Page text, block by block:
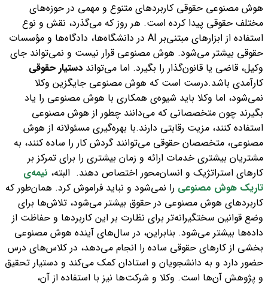
هوش مصنوعی حقوقی کاربردهای متنوع و مهمی در حوزه‌های
مختلف حقوقی پیدا کرده است. هر روز که می‌گذرد، نقش و نوع
استفاده از ابزارهای مبتنی‌بر AI در دانشگاه‌ها، دادگاه‌ها و مؤسسات
حقوقی بیشتر می‌شود. هوش مصنوعی قرار نیست و نمی‌تواند جای
وکیل، قاضی یا قانون‌گذار را بگیرد. اما می‌تواند دستیار حقوقی
کارآمدی باشد.درست است که هوش مصنوعی جایگزین وکلا
نمی‌شود، اما وکلا باید شیوه‌ی همکاری با هوش مصنوعی را یاد
بگیرند چون متخصصانی که می‌دانند چطور از هوش مصنوعی
استفاده کنند، مزیت رقابتی دارند.با بهره‌گیری مسئولانه از هوش
مصنوعی، متخصصان حقوقی می‌توانند گردش کار را ساده کنند، به
مشتریان بیشتری خدمات ارائه و زمان بیشتری را برای تمرکز بر
کارهای استراتژیک و انسان‌محور اختصاص دهند. البته، نیمه‌ی
تاریک هوش مصنوعی را نمی‌شود و نباید فراموش کرد. همان‌طور که
کاربردهای هوش مصنوعی در حقوق بیشتر می‌شود، تلاش‌ها برای
وضع قوانین سختگیرانه‌تر برای نظارت بر این کاربردها و حفاظت از
داده‌ها بیشتر می‌شود. بنابراین، در سال‌های آینده هوش مصنوعی
بخشی از کارهای حقوقی ساده را انجام می‌دهد، در کلاس‌های درس
حضور دارد و به دانشجویان و استادان کمک می‌کند و دستیار تحقیق
و پژوهش آن‌ها است. وکلا و شرکت‌ها نیز با استفاده از آن،